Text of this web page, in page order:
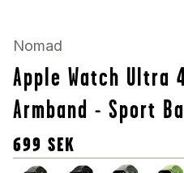
Nomad
Apple Watch Ultra
Armband - Sport
699 SEK